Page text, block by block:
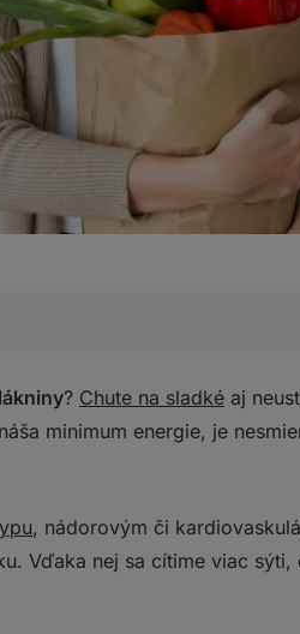
Prečo?
vlákniny:
a smoothiečka radšej
? Chute na sladké aj
minimum energie, je
, nádorovým či
Vďaka nej sa cítime viac